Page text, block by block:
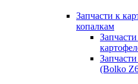
Запчасти к
копалкам
(Bolko